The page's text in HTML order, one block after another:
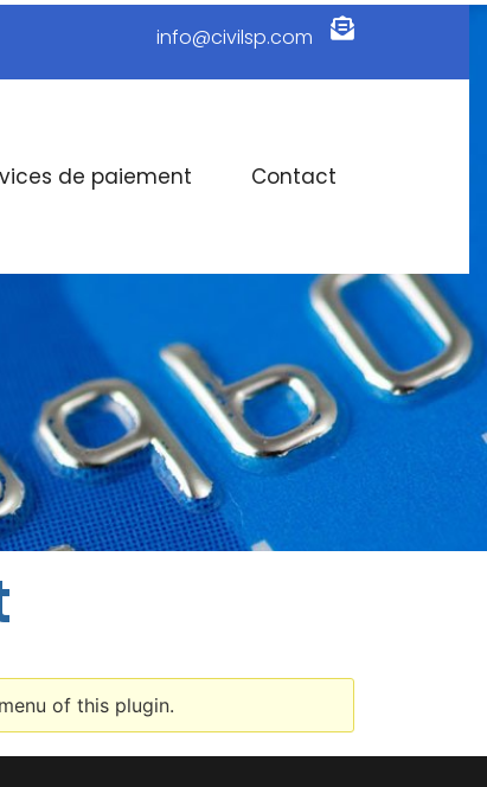
info@civilsp.com
de paiement Contact
of this plugin.